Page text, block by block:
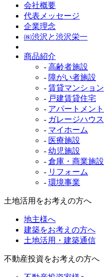
会社概要
代表メッセージ
企業理念
㈱渋沢と渋沢栄一
商品紹介
- 高齢者施設
- 障がい者施設
- 賃貸マンション
- 戸建賃貸住宅
- アパートメント
- ガレージハウス
- マイホーム
- 医療施設
- 幼児施設
- 倉庫・商業施設
- リフォーム
- 環境事業
土地活用をお考えの方へ
地主様へ
建築をお考えの方へ
土地活用・建築通信
不動産投資をお考えの方へ